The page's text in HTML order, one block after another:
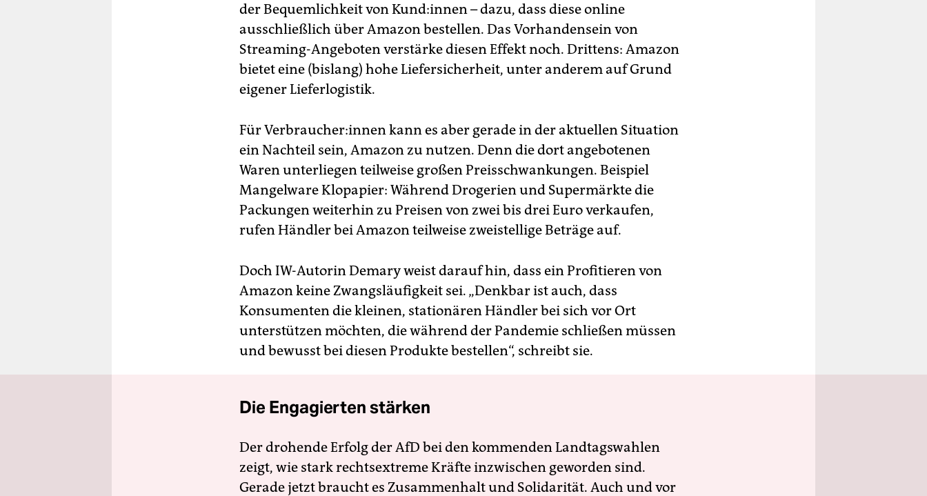
der Bequemlichkeit von Kund:innen – dazu, dass diese online
ausschließlich über Amazon bestellen. Das Vorhandensein von
Streaming-Angeboten verstärke diesen Effekt noch. Drittens: Amazon
bietet eine (bislang) hohe Liefersicherheit, unter anderem auf Grund
eigener Lieferlogistik.
Für Verbraucher:innen kann es aber gerade in der aktuellen Situation
ein Nachteil sein, Amazon zu nutzen. Denn die dort angebotenen
Waren unterliegen teilweise großen Preisschwankungen. Beispiel
Mangelware Klopapier: Während Drogerien und Supermärkte die
Packungen weiterhin zu Preisen von zwei bis drei Euro verkaufen,
rufen Händler bei Amazon teilweise zweistellige Beträge auf.
Doch IW-Autorin Demary weist darauf hin, dass ein Profitieren von
Amazon keine Zwangsläufigkeit sei. „Denkbar ist auch, dass
Konsumenten die kleinen, stationären Händler bei sich vor Ort
unterstützen möchten, die während der Pandemie schließen müssen
und bewusst bei diesen Produkte bestellen“, schreibt sie.
Die Engagierten stärken
Der drohende Erfolg der AfD bei den kommenden Landtagswahlen
zeigt, wie stark rechtsextreme Kräfte inzwischen geworden sind.
Gerade jetzt braucht es Zusammenhalt und Solidarität. Auch und vor